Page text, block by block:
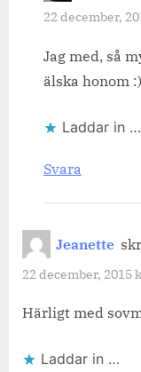
22 december,
Jag med, så
älska honom
Laddar in …
Svara
Jeanette
22 december, 2015
Härligt med
Laddar in …